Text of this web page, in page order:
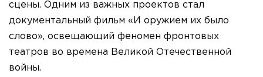
сцены. Одним из важных проектов стал
документальный фильм «И оружием их было
слово», освещающий феномен фронтовых
театров во времена Великой Отечественной
войны.